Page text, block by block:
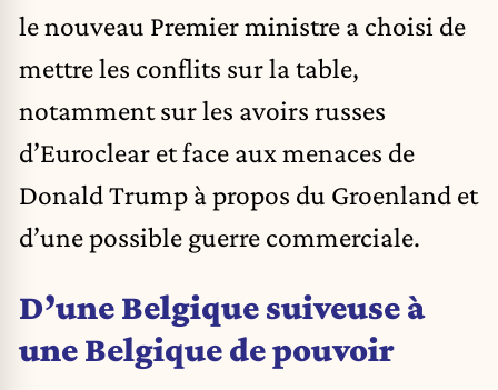
le nouveau Premier ministre a choisi de
mettre les conflits sur la table,
notamment sur les avoirs russes
d’Euroclear et face aux menaces de
Donald Trump à propos du Groenland et
d’une possible guerre commerciale.
D’une Belgique suiveuse à
une Belgique de pouvoir